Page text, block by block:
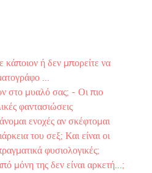
ή δεν μπορείτε να
...
στο μυαλό σας; - Οι πιο
φαντασιώσεις
ενοχές αν σκέφτομαι
του σεξ; Και είναι οι
φυσιολογικές;
μόνη της δεν είναι αρκετή...;